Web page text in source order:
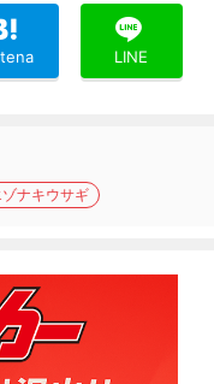
LINE
ナキウサギ